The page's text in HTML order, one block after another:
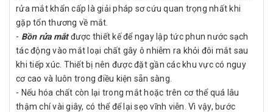
rửa mắt khẩn cấp là giải pháp sơ cứu quan trọng nhất khi
gặp tổn thương về mắt.
- Bồn rửa mắtđược thiết kế để ngay lập tức phun nước sạch
tác động vào mắt loại chất gây ô nhiễm ra khỏi đôi mắt sau
khi tiếp xúc. Thiết bị nên được đặt gần các khu vực có nguy
cơ cao và luôn trong điều kiện sẵn sàng.
- Nếu hóa chất còn lại trong mắt hoặc trên cơ thể quá lâu
thậm chí vài giây, có thể để lại sẹo vĩnh viễn. Vì vậy, bước